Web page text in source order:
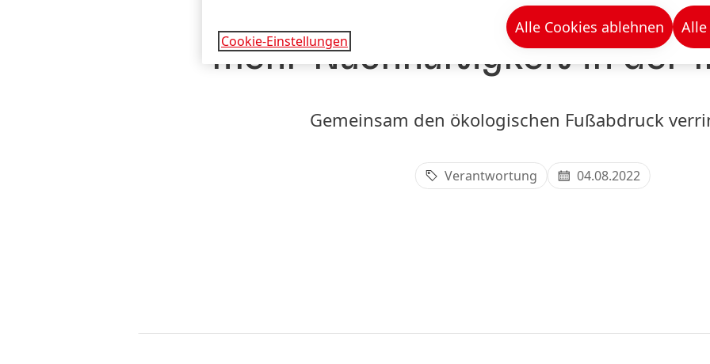
Mit innovativen
mehr Nachhaltigkeit in der
Gemeinsam den ökologischen Fußabdruck
Verantwortung 04.08.2022
Cookie-Einstellungen
Alle Cookies ablehnen Alle